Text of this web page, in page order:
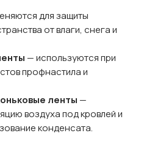
для защиты
от влаги, снега и
— используются при
профнастила и
ленты —
воздуха под кровлей и
конденсата.